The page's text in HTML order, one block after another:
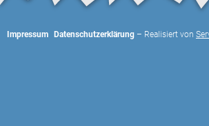
Impressum Datenschutzerklärung – Realisiert von